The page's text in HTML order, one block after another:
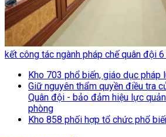
kết công tác ngành pháp chế quân đội
Kho 703 phổ biến, giáo dục pháp
Giữ nguyên thẩm quyền điều tra
Quân đội - bảo đảm hiệu lực
phòng
Kho 858 phối hợp tổ chức phổ